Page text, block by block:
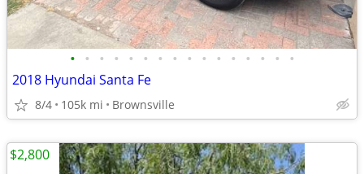
• • • • • • • • • • • • • • • •
2018 Hyundai Santa Fe
8/4 105k mi Brownsville
$2,800